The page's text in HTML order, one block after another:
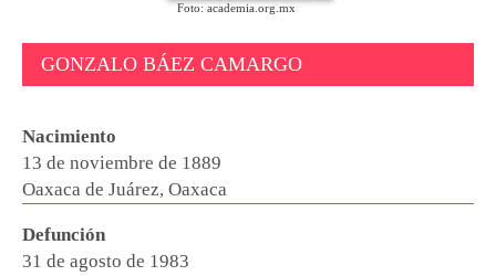
Foto: academia.org.mx
GONZALO BÁEZ CAMARGO
Nacimiento
13 de noviembre de 1889
Oaxaca de Juárez, Oaxaca
Defunción
31 de agosto de 1983